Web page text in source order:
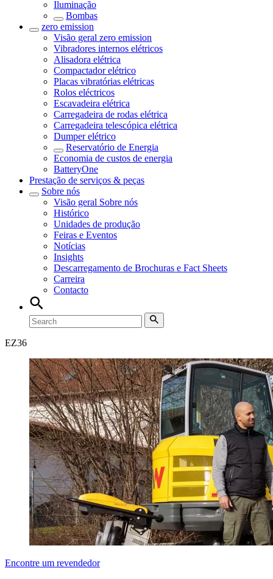
Iluminação
Bombas
zero emission
Visão geral zero emission
Vibradores internos elétricos
Alisadora elétrica
Compactador elétrico
Placas vibratórias elétricas
Rolos eléctricos
Escavadeira elétrica
Carregadeira de rodas elétrica
Carregadeira telescópica elétrica
Dumper elétrico
Reservatório de Energia
Economia de custos de energia
BatteryOne
Prestação de serviços & peças
Sobre nós
Visão geral Sobre nós
Histórico
Unidades de produção
Feiras e Eventos
Notícias
Insights
Descarregamento de Brochuras e Fact Sheets
Carreira
Contacto
EZ36
Encontre um revendedor